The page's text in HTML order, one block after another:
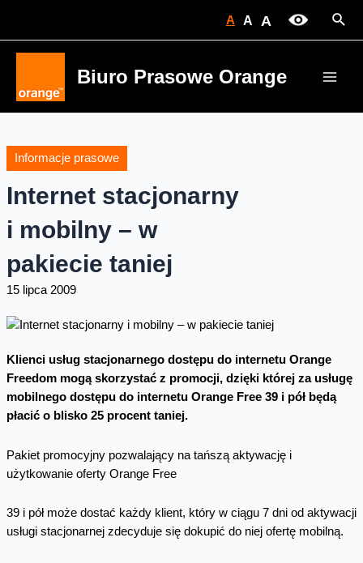
A A A
Biuro Prasowe Orange
Informacje prasowe
Internet stacjonarny
i mobilny – w
pakiecie taniej
15 lipca 2009
Klienci usług stacjonarnego dostępu do internetu Orange
Freedom mogą skorzystać z promocji, dzięki której za usługę
mobilnego dostępu do internetu Orange Free 39 i pół będą
płacić o blisko 25 procent taniej.
Pakiet promocyjny pozwalający na tańszą aktywację i
użytkowanie oferty Orange Free
39 i pół może dostać każdy klient, który w ciągu 7 dni od aktywacji
usługi stacjonarnej zdecyduje się dokupić do niej ofertę mobilną.